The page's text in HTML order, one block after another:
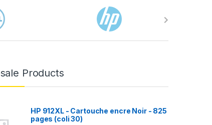
Products
HP 912XL - Cartouche encre Noir - 825
pages (coli 30)